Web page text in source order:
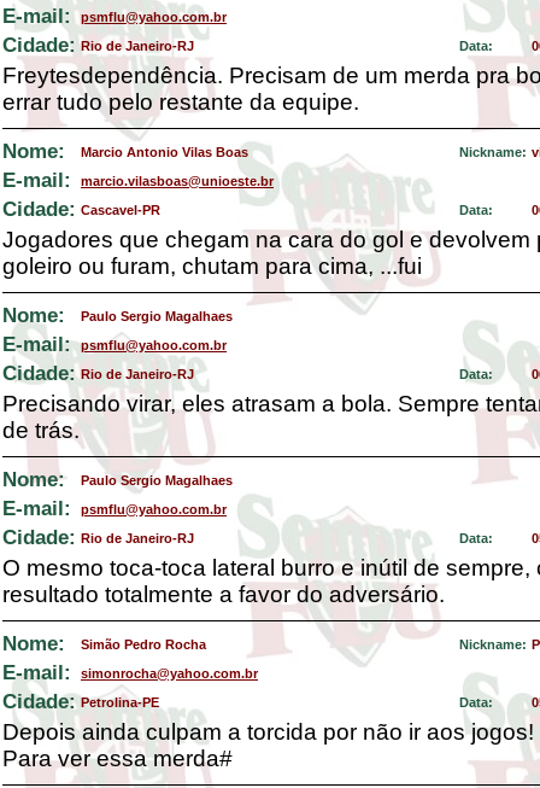
E-mail: psmflu@yahoo.com.br
Cidade: Rio de Janeiro-RJ Data:
Freytesdependência. Precisam de um merda pra
errar tudo pelo restante da equipe.
Nome: Marcio Antonio Vilas Boas Nickname:
E-mail: marcio.vilasboas@unioeste.br
Cidade: Cascavel-PR Data:
Jogadores que chegam na cara do gol e devolvem
goleiro ou furam, chutam para cima, ...fui
Nome: Paulo Sergio Magalhaes
E-mail: psmflu@yahoo.com.br
Cidade: Rio de Janeiro-RJ Data:
Precisando virar, eles atrasam a bola. Sempre
de trás.
Nome: Paulo Sergio Magalhaes
E-mail: psmflu@yahoo.com.br
Cidade: Rio de Janeiro-RJ Data:
O mesmo toca-toca lateral burro e inútil de sempre,
resultado totalmente a favor do adversário.
Nome: Simão Pedro Rocha Nickname:
E-mail: simonrocha@yahoo.com.br
Cidade: Petrolina-PE Data:
Depois ainda culpam a torcida por não ir aos jogos!
Para ver essa merda#